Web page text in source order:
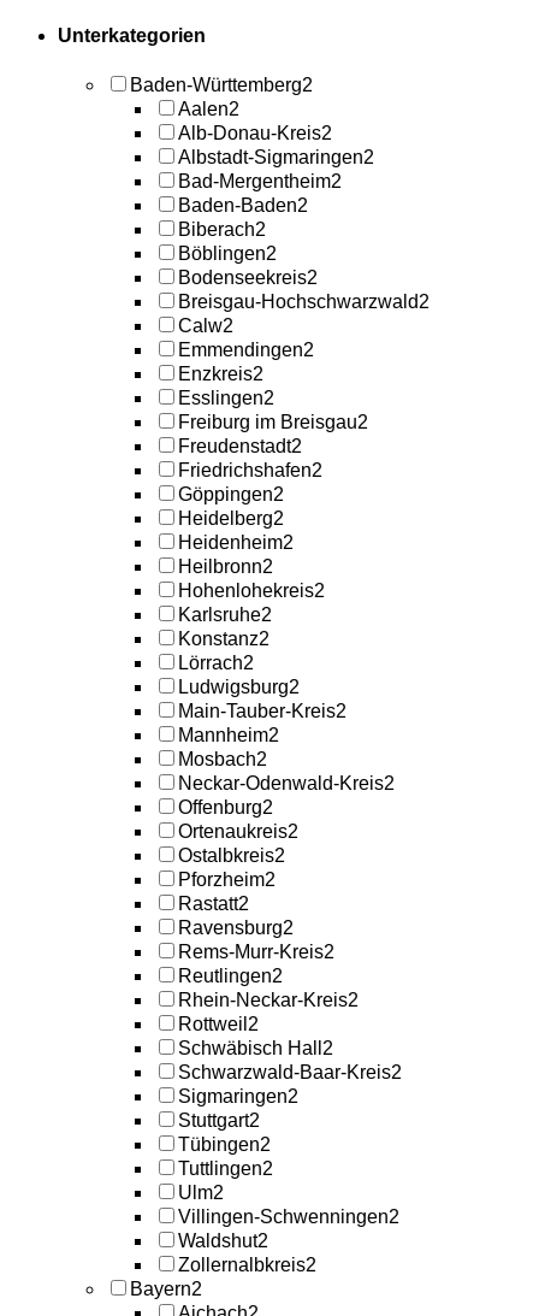
Unterkategorien
Baden-Württemberg2
Aalen2
Alb-Donau-Kreis2
Albstadt-Sigmaringen2
Bad-Mergentheim2
Baden-Baden2
Biberach2
Böblingen2
Bodenseekreis2
Breisgau-Hochschwarzwald2
Calw2
Emmendingen2
Enzkreis2
Esslingen2
Freiburg im Breisgau2
Freudenstadt2
Friedrichshafen2
Göppingen2
Heidelberg2
Heidenheim2
Heilbronn2
Hohenlohekreis2
Karlsruhe2
Konstanz2
Lörrach2
Ludwigsburg2
Main-Tauber-Kreis2
Mannheim2
Mosbach2
Neckar-Odenwald-Kreis2
Offenburg2
Ortenaukreis2
Ostalbkreis2
Pforzheim2
Rastatt2
Ravensburg2
Rems-Murr-Kreis2
Reutlingen2
Rhein-Neckar-Kreis2
Rottweil 2
Schwäbisch Hall 2
Schwarzwald-Baar-Kreis2
Sigmaringen2
Stuttgart2
Tübingen2
Tuttlingen2
Ulm2
Villingen-Schwenningen2
Waldshut2
Zollernalbkreis2
Bayern2